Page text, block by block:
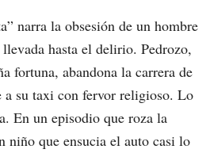
narra la obsesión de un hombre
hasta el delirio. Pedrozo,
fortuna, abandona la carrera de
a su taxi con fervor religioso. Lo
En un episodio que roza la
niño que ensucia el auto casi lo